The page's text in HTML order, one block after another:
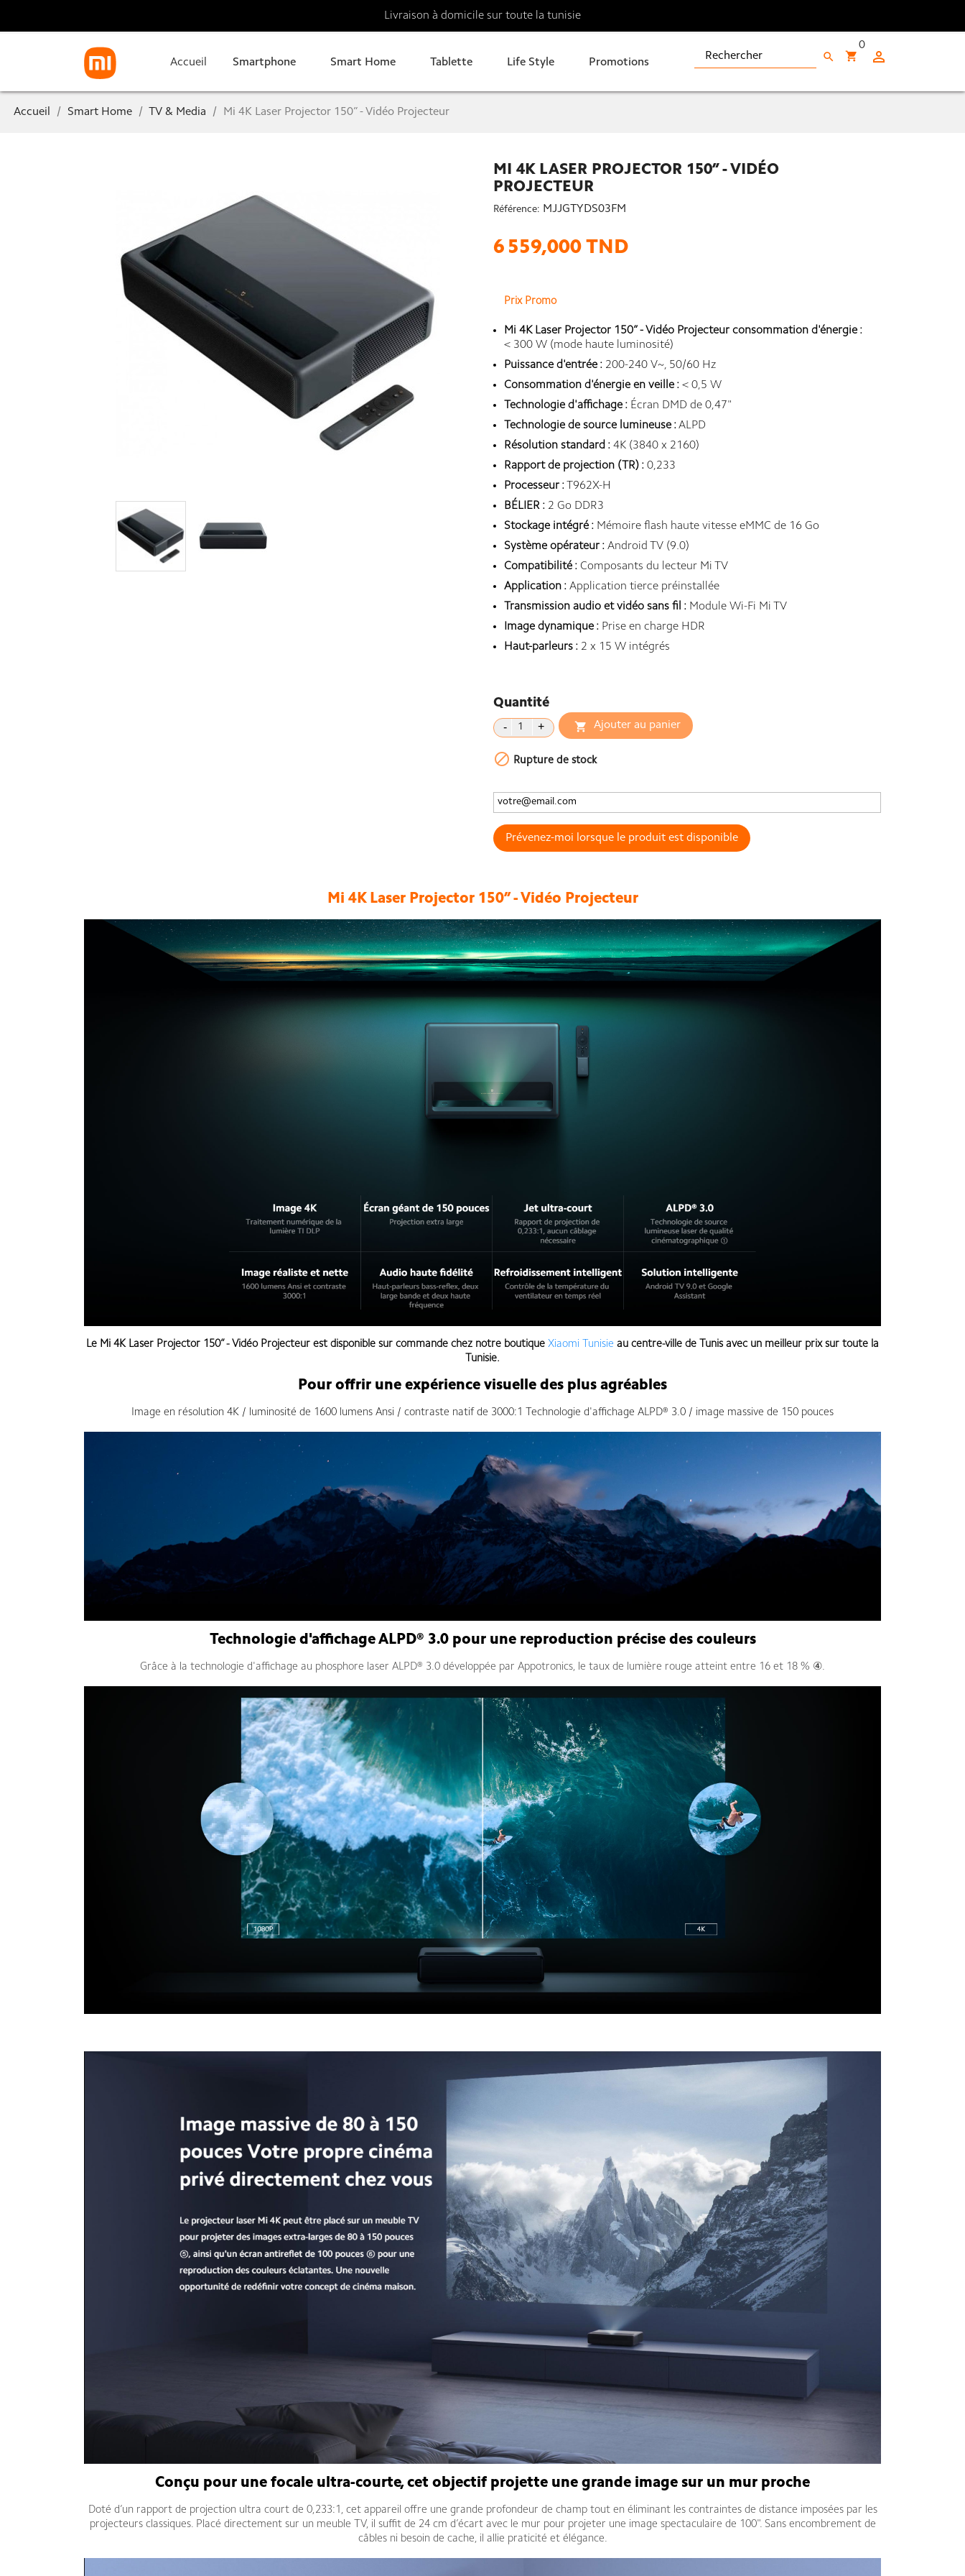
Livraison à domicile sur toute la tunisie
Accueil Smartphone Smart Home Tablette Life Style Promotions 
shopping_cart
0
search
Accueil Smart Home TV & Media Mi 4K Laser Projector 150” - Vidéo Projecteur
MI 4K LASER PROJECTOR 150” - VIDÉO
PROJECTEUR
Référence: MJJGTYDS03FM
6 559,000 TND
Prix Promo
Mi 4K Laser Projector 150” - Vidéo Projecteur consommation d'énergie :
< 300 W (mode haute luminosité)
Puissance d'entrée : 200-240 V~, 50/60 Hz
Consommation d'énergie en veille : < 0,5 W
Technologie d'affichage : Écran DMD de 0,47"
Technologie de source lumineuse :ALPD
Résolution standard : 4K (3840 x 2160)
Rapport de projection (TR) : 0,233
Processeur : T962X-H
BÉLIER : 2 Go DDR3
Stockage intégré : Mémoire flash haute vitesse eMMC de 16 Go
Système opérateur : Android TV (9.0)
Compatibilité : Composants du lecteur Mi TV
Application : Application tierce préinstallée
Transmission audio et vidéo sans fil : Module Wi-Fi Mi TV
Image dynamique : Prise en charge HDR
Haut-parleurs : 2 x 15 W intégrés
Quantité
 Ajouter au panier
 Rupture de stock
Prévenez-moi lorsque le produit est disponible
Mi 4K Laser Projector 150” - Vidéo Projecteur
Le Mi 4K Laser Projector 150” - Vidéo Projecteur est disponible sur commande chez notre boutique Xiaomi Tunisie au centre-ville de Tunis avec un meilleur prix sur toute la
Tunisie.
Pour offrir une expérience visuelle des plus agréables
Image en résolution 4K / luminosité de 1600 lumens Ansi / contraste natif de 3000:1 Technologie d'affichage ALPD® 3.0 / image massive de 150 pouces
Technologie d'affichage ALPD® 3.0 pour une reproduction précise des couleurs
Grâce à la technologie d'affichage au phosphore laser ALPD® 3.0 développée par Appotronics, le taux de lumière rouge atteint entre 16 et 18 % ④.
Conçu pour une focale ultra-courte, cet objectif projette une grande image sur un mur proche
Doté d’un rapport de projection ultra court de 0,233:1, cet appareil offre une grande profondeur de champ tout en éliminant les contraintes de distance imposées par les
projecteurs classiques. Placé directement sur un meuble TV, il suffit de 24 cm d’écart avec le mur pour projeter une image spectaculaire de 100". Sans encombrement de
câbles ni besoin de cache, il allie praticité et élégance.